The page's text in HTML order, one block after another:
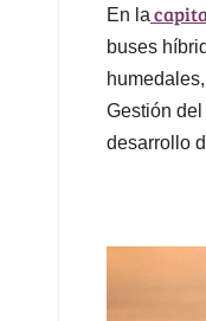
En la
buses
Gestión
desarrollo